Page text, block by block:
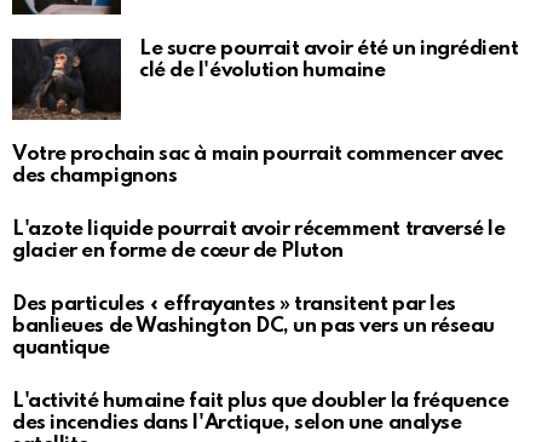
Le sucre pourrait avoir été un ingrédient
clé de l'évolution humaine
Votre prochain sac à main pourrait commencer avec
des champignons
L'azote liquide pourrait avoir récemment traversé le
glacier en forme de cœur de Pluton
Des particules « effrayantes » transitent par les
banlieues de Washington DC, un pas vers un réseau
quantique
L'activité humaine fait plus que doubler la fréquence
des incendies dans l'Arctique, selon une analyse